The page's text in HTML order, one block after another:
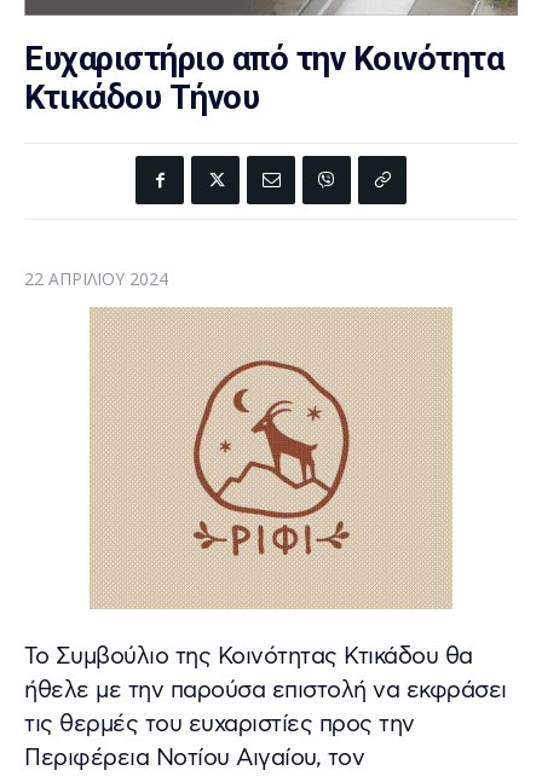
Ευχαριστήριο από την Κοινότητα
Κτικάδου Τήνου
22 ΑΠΡΙΛΊΟΥ 2024
Το Συμβούλιο της Κοινότητας Κτικάδου θα
ήθελε με την παρούσα επιστολή να εκφράσει
τις θερμές του ευχαριστίες προς την
Περιφέρεια Νοτίου Αιγαίου, τον